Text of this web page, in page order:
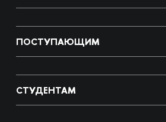
ПОСТУПАЮЩИМ
СТУДЕНТАМ